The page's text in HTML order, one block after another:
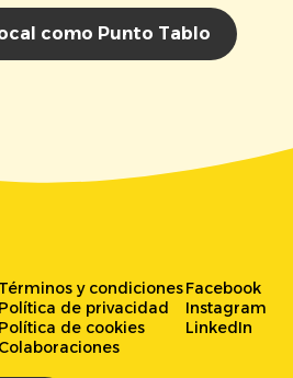
como Punto Tablo
Términos y condiciones
Política de privacidad
Política de cookies
Colaboraciones
Facebook
Instagram
LinkedIn